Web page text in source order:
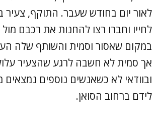
לחייו וחברו רצו להחנות את רכבם
במקום שאסור וסמית והשותף שלה
אך סמית לא חשבה לרגע שהצעיר
ובוודאי לא כשאנשים נוספים נמצאים
לידם ברחוב הסואן.